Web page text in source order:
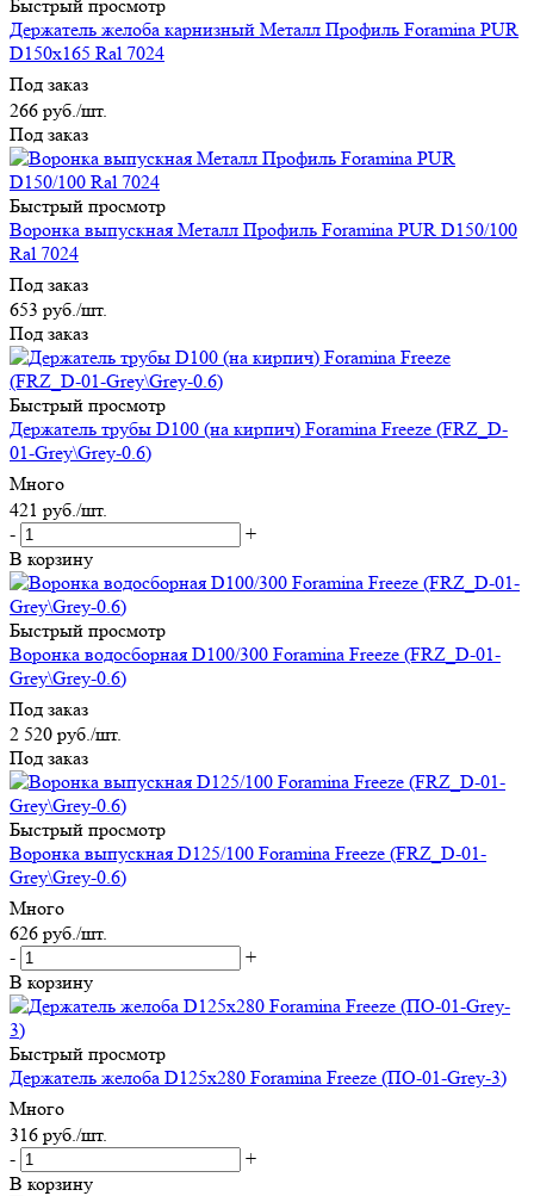
Быстрый просмотр
Держатель желоба карнизный Металл Профиль Foramina PUR
D150х165 Ral 7024
Под заказ
266 руб. /шт.
Под заказ
Быстрый просмотр
Воронка выпускная Металл Профиль Foramina PUR D150/100
Ral 7024
Под заказ
653 руб./шт.
Под заказ
Быстрый просмотр
Держатель трубы D100 (на кирпич) Foramina Freeze (FRZ_D-
01-Grey\Grey-0.6)
Много
421 руб. /шт.
-
+
В корзину
Быстрый просмотр
Воронка водосборная D100/300 Foramina Freeze (FRZ_D-01-
Grey\Grey-0.6)
Под заказ
2 520 руб./шт.
Под заказ
Быстрый просмотр
Воронка выпускная D125/100 Foramina Freeze (FRZ_D-01-
Grey\Grey-0.6)
Много
626 руб./шт.
-
+
В корзину
Быстрый просмотр
Держатель желоба D125х280 Foramina Freeze (ПО-01-Grey-3)
Много
316 руб. /шт.
-
+
В корзину